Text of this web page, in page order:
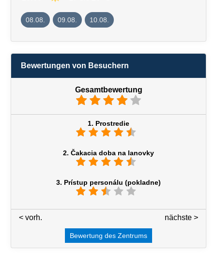
08.08. 09.08. 10.08.
Bewertungen von Besuchern
Gesamtbewertung
1. Prostredie
2. Čakacia doba na lanovky
3. Prístup personálu (pokladne)
nächste >
< vorh.
Bewertung des Zentrums